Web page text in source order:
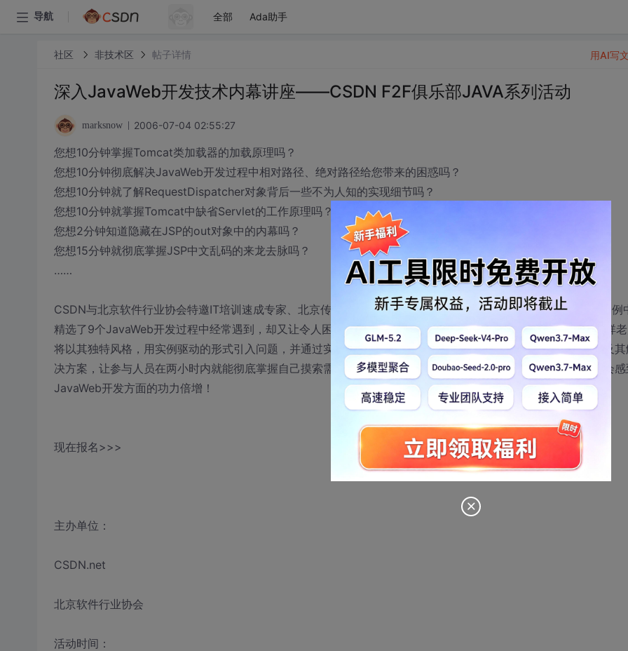
导航 全部 Ada助手
社区 非技术区 帖子详情
深入JavaWeb开发技术内幕讲座——CSDN F2F俱乐部JAVA系列活动
marksnow 2006-07-04 02:55:27
您想10分钟掌握Tomcat类加载器的加载原理吗？
您想10分钟彻底解决JavaWeb开发过程中相对路径、绝对路径给您带来的困惑吗？
您想10分钟就了解RequestDispatcher对象背后一些不为人知的实现细节吗？
您想10分钟就掌握Tomcat中缺省Servlet的工作原理吗？
您想2分钟知道隐藏在JSP的out对象中的内幕吗？
您想15分钟就彻底掌握JSP中文乱码的来龙去脉吗？
……
CSDN与北京软件行业协会特邀IT培训速成专家、北京传智播客教育科技有限公司的首席讲师张孝祥老师从大量案例
精选了9个JavaWeb开发过程中经常遇到，却又让令人困惑的问题作为JavaWeb开发讲座的议题。此次讲座张孝祥
将以其独特风格，用实例驱动的形式引入问题，并通过实验剖析问题背后的技术内幕，然后高度总结问题的本质及其
决方案，让参与人员在两小时内就能彻底掌握自己摸索需数日、甚至数月才能掌握的知识！相信您听完讲座后定会感
JavaWeb开发方面的功力倍增！
现在报名>>>
主办单位：
CSDN.net
北京软件行业协会
活动时间：
用AI写